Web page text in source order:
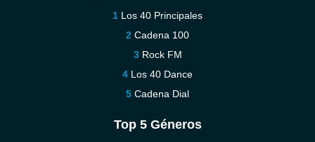
Los 40 Principales
Cadena 100
Rock FM
Los 40 Dance
Cadena Dial
Top 5 Géneros